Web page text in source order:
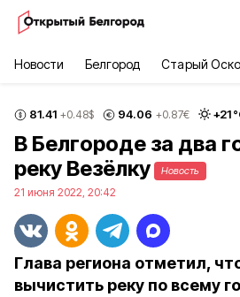
Новости Белгород Старый
81.41 +0.48$ 94.06 +0.87€ +21
В Белгороде за два
реку Везёлку
Новость
21 июня 2022, 20:42
Глава региона отметил,
вычистить реку по всему